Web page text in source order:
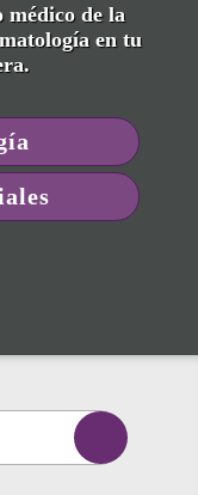
médico de la
en tu